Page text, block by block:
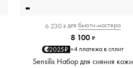
6 230 ₽ для бьюти-мастера
8 100 ₽
2025₽ ×4 платежа в сплит
Sensilis Набор для сияния кожи